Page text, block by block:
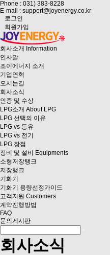
Phone : 031) 383-8228
E-mail : support@joyenergy.co.kr
로그인
회원가입
회사소개 Information
인사말
조이에너지 소개
기업연혁
오시는길
회사소식
인증 및 수상
LPG소개 About LPG
LPG 선택의 이유
LPG vs 등유
LPG vs 전기
LPG 장점
장비 및 설비
Equipments
소형저장탱크
저장탱크
기화기
기화기 용량선정가이드
고객지원 Customers
계약진행방법
FAQ
문의게시판
회사소식